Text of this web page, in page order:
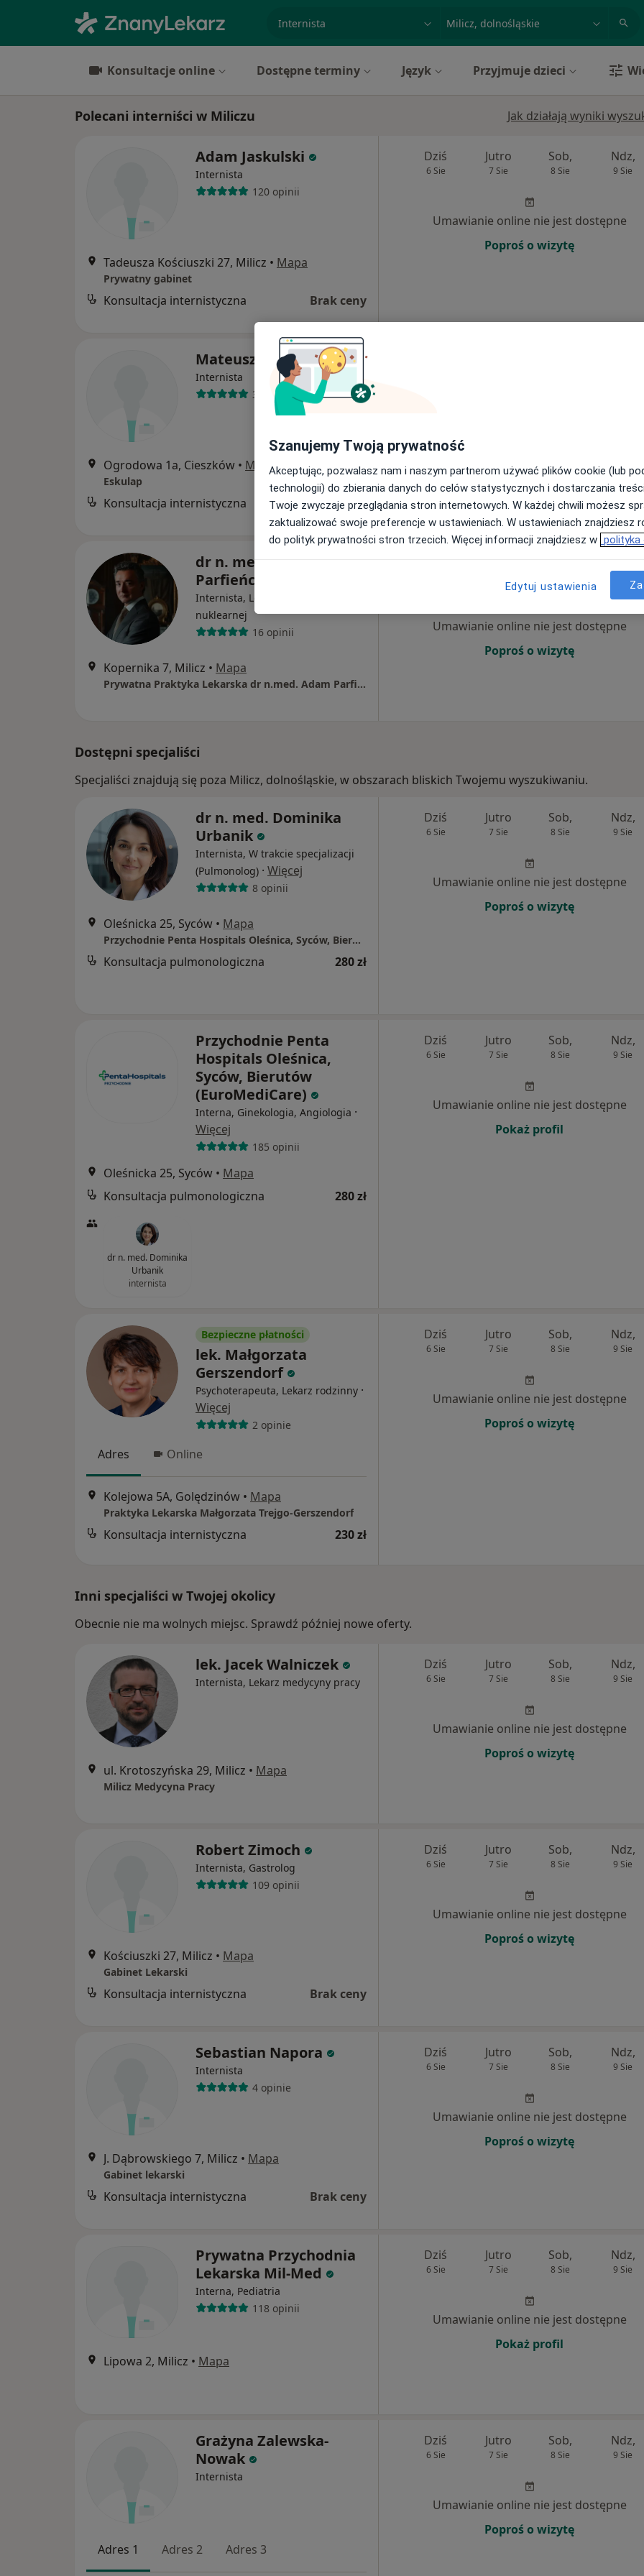
miasto lub dzielnica
Konsultacje online Dostępne terminy Język Przyjmuje dzieci
Polecani interniści w Miliczu Jak działają wyniki
Adam Jaskulski
Internista
120 opinii
Tadeusza Kościuszki 27, Milicz • Mapa
Prywatny gabinet
Konsultacja internistyczna Brak ceny
Dziś
6 Sie
Jutro
7 Sie
Sob,
8 Sie
Ndz,
9 Sie
Umawianie online nie jest dostępne
Poproś o wizytę
Mateusz Piątek
Internista
32 opinie
Ogrodowa 1a, Cieszków • Mapa
Eskulap
Konsultacja internistyczna Brak ceny
dr n. med. Adam
Parfieńczyk
Internista, Lekarz medycyny
nuklearnej
16 opinii
Kopernika 7, Milicz • Mapa
Prywatna Praktyka Lekarska dr n.med. Adam Parfieńczyk
Umawianie online nie jest dostępne
Poproś o wizytę
Dostępni specjaliści
Specjaliści znajdują się poza Milicz, dolnośląskie, w obszarach bliskich Twojemu wyszukiwaniu.
dr n. med. Dominika
Urbanik
Internista, W trakcie specjalizacji
(Pulmonolog) · Więcej
8 opinii
Oleśnicka 25, Syców • Mapa
Przychodnie Penta Hospitals Oleśnica, Syców, Bierutów (EuroMediCare)
Konsultacja pulmonologiczna 280 zł
Dziś
6 Sie
Jutro
7 Sie
Sob,
8 Sie
Ndz,
9 Sie
Umawianie online nie jest dostępne
Poproś o wizytę
Przychodnie Penta
Hospitals Oleśnica,
Syców, Bierutów
(EuroMediCare)
Interna, Ginekologia, Angiologia ·
Więcej
185 opinii
Oleśnicka 25, Syców • Mapa
Konsultacja pulmonologiczna
280 zł
dr n. med. Dominika
Urbanik
internista
Dziś
6 Sie
Jutro
7 Sie
Sob,
8 Sie
Ndz,
9 Sie
Umawianie online nie jest dostępne
Pokaż profil
Bezpieczne płatności
lek. Małgorzata
Gerszendorf
Psychoterapeuta, Lekarz rodzinny ·
Więcej
2 opinie
Adres Online
Kolejowa 5A, Golędzinów • Mapa
Praktyka Lekarska Małgorzata Trejgo-Gerszendorf
Konsultacja internistyczna 230 zł
Dziś
6 Sie
Jutro
7 Sie
Sob,
8 Sie
Ndz,
9 Sie
Umawianie online nie jest dostępne
Poproś o wizytę
Inni specjaliści w Twojej okolicy
Obecnie nie ma wolnych miejsc. Sprawdź później nowe oferty.
lek. Jacek Walniczek
Internista, Lekarz medycyny pracy
ul. Krotoszyńska 29, Milicz • Mapa
Milicz Medycyna Pracy
Dziś
6 Sie
Jutro
7 Sie
Sob,
8 Sie
Ndz,
9 Sie
Umawianie online nie jest dostępne
Poproś o wizytę
Robert Zimoch
Internista, Gastrolog
109 opinii
Kościuszki 27, Milicz • Mapa
Gabinet Lekarski
Konsultacja internistyczna Brak ceny
Dziś
6 Sie
Jutro
7 Sie
Sob,
8 Sie
Ndz,
9 Sie
Umawianie online nie jest dostępne
Poproś o wizytę
Sebastian Napora
Internista
4 opinie
J. Dąbrowskiego 7, Milicz • Mapa
Gabinet lekarski
Konsultacja internistyczna Brak ceny
Dziś
6 Sie
Jutro
7 Sie
Sob,
8 Sie
Ndz,
9 Sie
Umawianie online nie jest dostępne
Poproś o wizytę
Prywatna Przychodnia
Lekarska Mil-Med
Interna, Pediatria
118 opinii
Lipowa 2, Milicz • Mapa
Dziś
6 Sie
Jutro
7 Sie
Sob,
8 Sie
Ndz,
9 Sie
Umawianie online nie jest dostępne
Pokaż profil
Grażyna Zalewska-
Nowak
Internista
Adres 1 Adres 2 Adres 3
Dziś
6 Sie
Jutro
7 Sie
Sob,
8 Sie
Ndz,
9 Sie
Umawianie online nie jest dostępne
Poproś o wizytę
Szanujemy Twoją prywatność
Akceptując, pozwalasz nam i naszym partnerom używać plików cookie (lub
technologii) do zbierania danych do celów statystycznych i dostarczania
Twoje zwyczaje przeglądania stron internetowych. W każdej chwili możesz
zaktualizować swoje preferencje w ustawieniach. W ustawieniach znajdziesz
do polityk prywatności stron trzecich. Więcej informacji znajdziesz w polityka
Edytuj ustawienia